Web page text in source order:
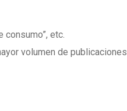
consumo”, etc.
volumen de publicaciones